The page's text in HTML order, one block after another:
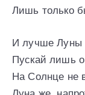
Лишь только
И лучше Луны
Пускай лишь о
На Солнце не